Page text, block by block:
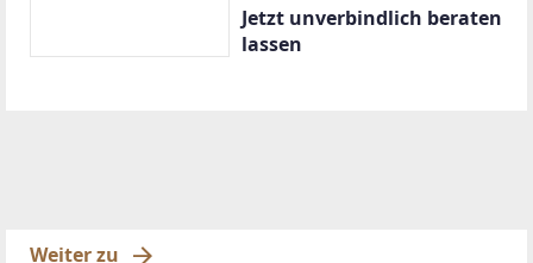
Jetzt unverbindlich beraten
lassen
Weiter zu